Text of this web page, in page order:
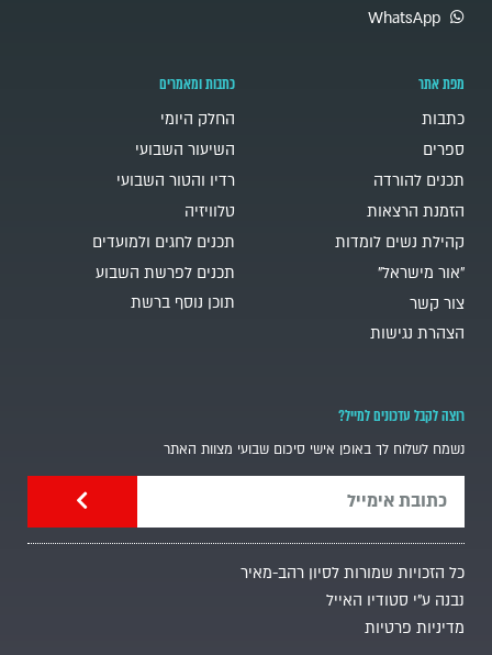
WhatsApp
מפת אתר
כתבות
ספרים
תכנים להורדה
הזמנת הרצאות
קהילת נשים לומדות
"אור מישראל"
צור קשר
הצהרת נגישות
כתבות ומאמרים
החלק היומי
השיעור השבועי
רדיו והטור השבועי
טלוויזיה
תכנים לחגים ולמועדים
תכנים לפרשת השבוע
תוכן נוסף ברשת
רוצה לקבל עדכונים למייל?
נשמח לשלוח לך באופן אישי סיכום שבועי מצוות האתר
כל הזכויות שמורות לסיון רהב-מאיר
נבנה ע"י סטודיו האייל
מדיניות פרטיות